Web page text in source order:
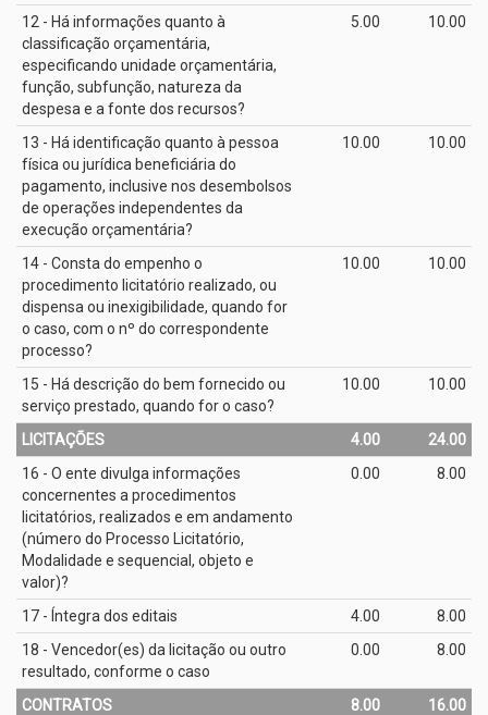
12 - Há informações quanto à
classificação orçamentária,
especificando unidade orçamentária,
função, subfunção, natureza da
despesa e a fonte dos recursos?
5.00 10.00
13 - Há identificação quanto à pessoa
física ou jurídica beneficiária do
pagamento, inclusive nos desembolsos
de operações independentes da
execução orçamentária?
10.00 10.00
14 - Consta do empenho o
procedimento licitatório realizado, ou
dispensa ou inexigibilidade, quando for
o caso, com o nº do correspondente
processo?
10.00 10.00
15 - Há descrição do bem fornecido ou
serviço prestado, quando for o caso?
10.00 10.00
LICITAÇÕES 4.00
24.00
16 - O ente divulga informações
concernentes a procedimentos
licitatórios, realizados e em andamento
(número do Processo Licitatório,
Modalidade e sequencial, objeto e
valor)?
0.00 8.00
17 - Íntegra dos editais 4.00
8.00
18 - Vencedor(es) da licitação ou outro
resultado, conforme o caso
0.00 8.00
CONTRATOS 8.00
16.00